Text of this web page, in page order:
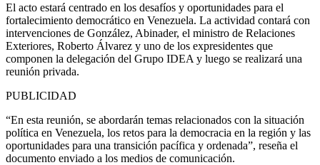
El acto estará centrado en los desafíos y oportunidades para el
fortalecimiento democrático en Venezuela. La actividad contará con
intervenciones de González, Abinader, el ministro de Relaciones
Exteriores, Roberto Álvarez y uno de los expresidentes que
componen la delegación del Grupo IDEA y luego se realizará una
reunión privada.
PUBLICIDAD
“En esta reunión, se abordarán temas relacionados con la situación
política en Venezuela, los retos para la democracia en la región y las
oportunidades para una transición pacífica y ordenada”, reseña el
documento enviado a los medios de comunicación.